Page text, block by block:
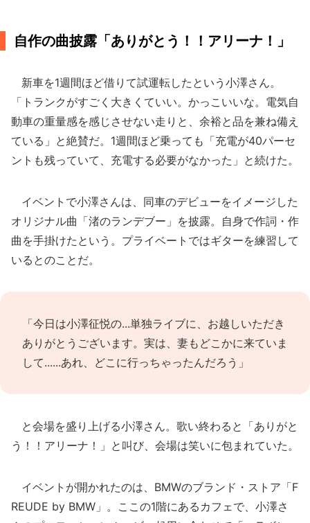
自作の曲披露「ありがとう！！アリーナ！」
新車を1週間ほど借りて試運転したという小澤さん。
「トランクがすごく大きくていい。かっこいいな。電気自
動車の重量感を感じさせない走りと、余裕と品を兼ね備え
ている」と絶賛だ。1週間ほど乗っても「充電が40パーセ
ントも残っていて、充電する必要がなかった」と続けた。
イベントで小澤さんは、同車のデビューをイメージした
オリジナル曲「渚のランデブー」を披露。自身で作詞・作
曲を手掛けたという。プライベートではギターを練習して
いるとのことだ。
「今日は小澤征悦の...単独ライブに、お越しいただき
ありがとうございます。実は、妻もどこかに来ていま
して......あれ、どこに行っちゃったんだろう」
と会場を盛り上げる小澤さん。歌い終わると「ありがと
う！！アリーナ！」と叫び、会場は笑いに包まれていた。
イベントが開かれたのは、BMWのブランド・ストア「F
REUDE by BMW」。ここの1階にあるカフェで、小澤さ